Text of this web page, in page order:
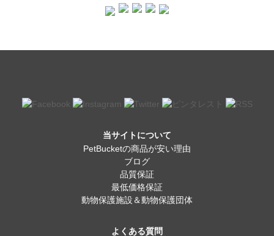
当サイトについて
PetBucketの商品が安い理由
ブログ
品質保証
最低価格保証
動物保護施設＆動物保護団体
よくある質問